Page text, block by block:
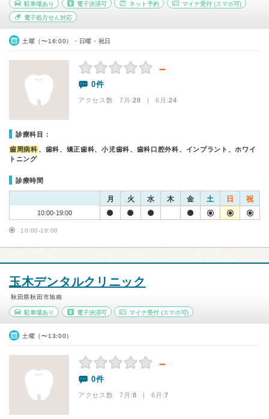
駐車場あり 電子決済可 ネット予約 マイナ受付 (スマホ可)
電子処方せん対応
土曜（〜16:00）・日曜・祝日
－
0件
アクセス数 7月:28 | 6月:24
診療科目：
歯周病科 、歯科、矯正歯科、小児歯科、歯科口腔外科、インプラント、ホワイ
トニング
診療時間
月 火 水 木 金 土 日 祝
10:00-19:00
10:00-16:00
玉木デンタルクリニック
秋田県秋田市旭南
駐車場あり 電子決済可 マイナ受付 (スマホ可)
土曜（〜13:00）
－
0件
アクセス数 7月:8 | 6月:7